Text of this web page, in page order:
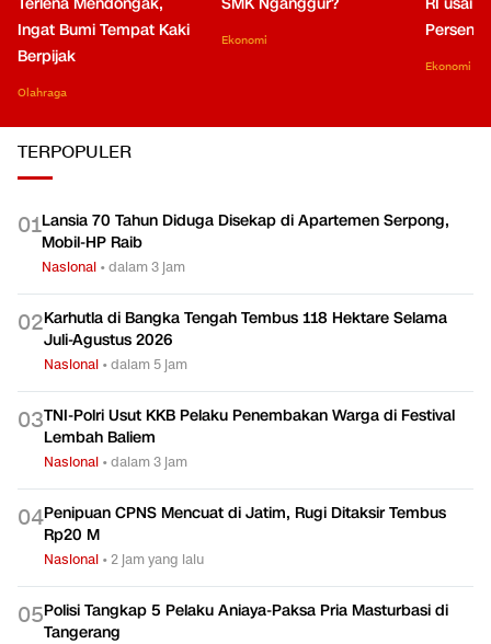
Ingat Bumi Tempat Kaki
Berpijak
Olahraga
Ekonomi
Persen
Ekonomi
TERPOPULER
01Lansia 70 Tahun Diduga Disekap di Apartemen Serpong,
Mobil-HP Raib
Nasional •dalam 3 jam
02Karhutla di Bangka Tengah Tembus 118 Hektare Selama
Juli-Agustus 2026
Nasional •dalam 5 jam
03TNI-Polri Usut KKB Pelaku Penembakan Warga di Festival
Lembah Baliem
Nasional •dalam 3 jam
04Penipuan CPNS Mencuat di Jatim, Rugi Ditaksir Tembus
Rp20 M
Nasional •2 jam yang lalu
05Polisi Tangkap 5 Pelaku Aniaya-Paksa Pria Masturbasi di
Tangerang